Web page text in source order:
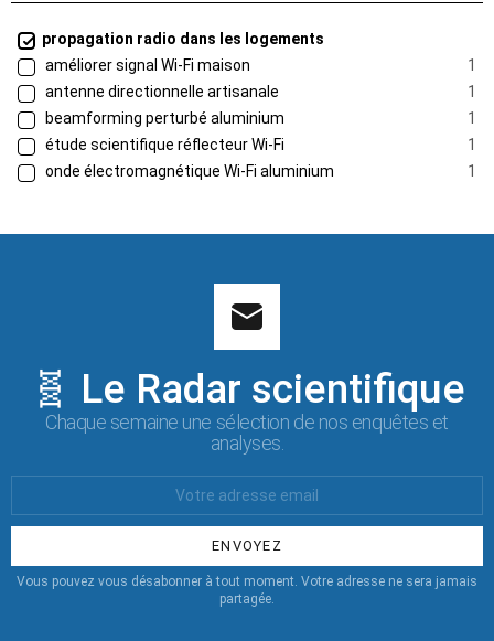
propagation radio dans les logements
améliorer signal Wi-Fi maison
1
antenne directionnelle artisanale
1
beamforming perturbé aluminium
1
étude scientifique réflecteur Wi-Fi
1
onde électromagnétique Wi-Fi aluminium
1
🧬 Le Radar scientifique
Chaque semaine une sélection de nos enquêtes et
analyses.
:
Vous pouvez vous désabonner à tout moment. Votre adresse ne sera jamais
partagée.